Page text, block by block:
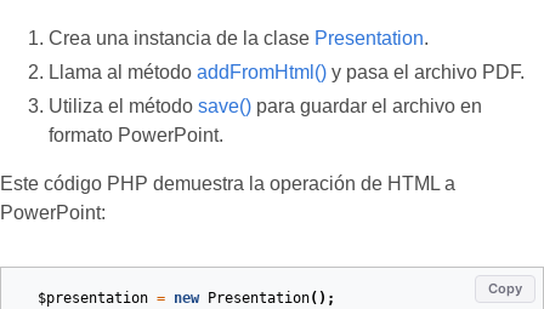
Crea una instancia de la clase Presentation.
Llama al método addFromHtml() y pasa el archivo PDF.
Utiliza el método save() para guardar el archivo en
formato PowerPoint.
Este código PHP demuestra la operación de HTML a
PowerPoint:
Copy
$presentation = new Presentation();